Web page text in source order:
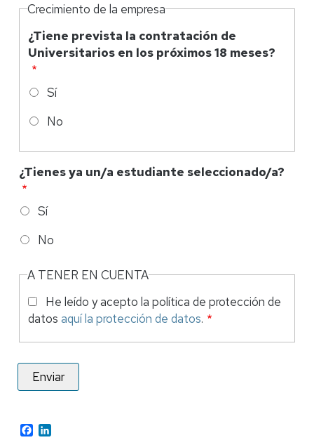
Crecimiento de la empresa
¿Tiene prevista la contratación de
Universitarios en los próximos 18 meses?
Sí
No
¿Tienes ya un/a estudiante seleccionado/a?
Sí
No
A TENER EN CUENTA
He leído y acepto la política de protección de
datosaquí la protección de datos.
Facebook